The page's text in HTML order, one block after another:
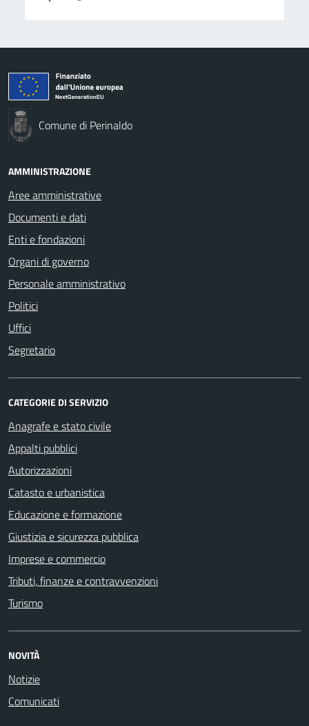
Comune di Perinaldo
AMMINISTRAZIONE
Aree amministrative
Documenti e dati
Enti e fondazioni
Organi di governo
Personale amministrativo
Politici
Uffici
Segretario
CATEGORIE DI SERVIZIO
Anagrafe e stato civile
Appalti pubblici
Autorizzazioni
Catasto e urbanistica
Educazione e formazione
Giustizia e sicurezza pubblica
Imprese e commercio
Tributi, finanze e contravvenzioni
Turismo
NOVITÀ
Notizie
Comunicati